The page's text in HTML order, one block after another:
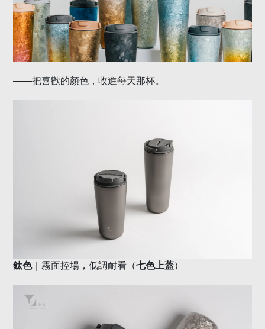
——把喜歡的顏色，收進每天那杯。
鈦色｜霧面控場，低調耐看（七色上蓋）